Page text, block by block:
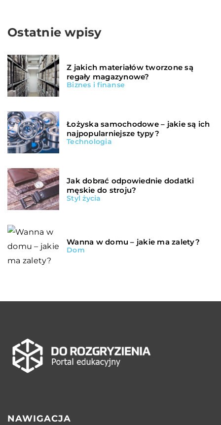
Ostatnie wpisy
Z jakich materiałów tworzone są
regały magazynowe?
Biznes i finanse
Łożyska samochodowe – jakie są ich
najpopularniejsze typy?
Technologia
Jak dobrać odpowiednie dodatki
męskie do stroju?
Styl życia
Wanna w domu – jakie ma zalety?
Dom
NAWIGACJA